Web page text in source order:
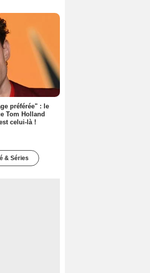
préférée" : le
Tom Holland
celui-là !
& Séries